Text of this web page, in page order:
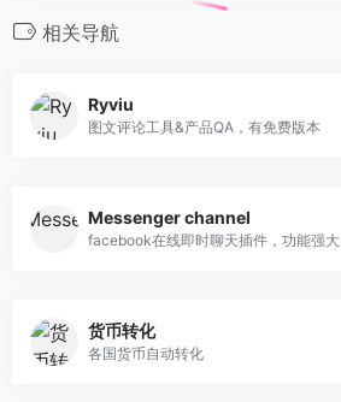
相关导航
Ryviu
图文评论工具&产品QA，有免费版本
Messenger channel
facebook在线即时聊天插件，功能强大
货币转化
各国货币自动转化